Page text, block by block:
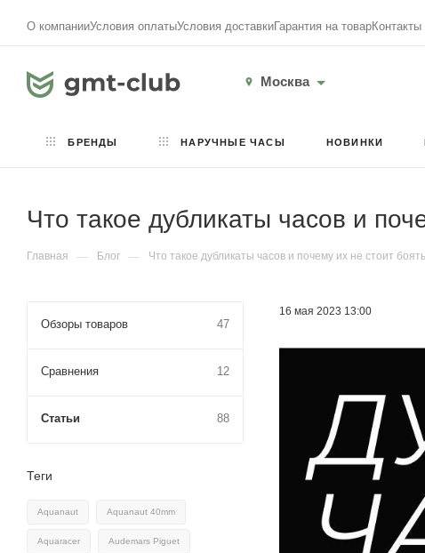
О компанииУсловия оплатыУсловия доставкиГарантия на товарКонтакты
Москва
БРЕНДЫ НАРУЧНЫЕ ЧАСЫ НОВИНКИ
Что такое дубликаты часов и
Главная — Блог — Что такое дубликаты часов и почему их не стоит
16 мая 2023 13:00
Обзоры товаров 47
Сравнения 12
Статьи 88
Теги
Aquanaut Aquanaut 40mm
Aquaracer Audemars Piguet